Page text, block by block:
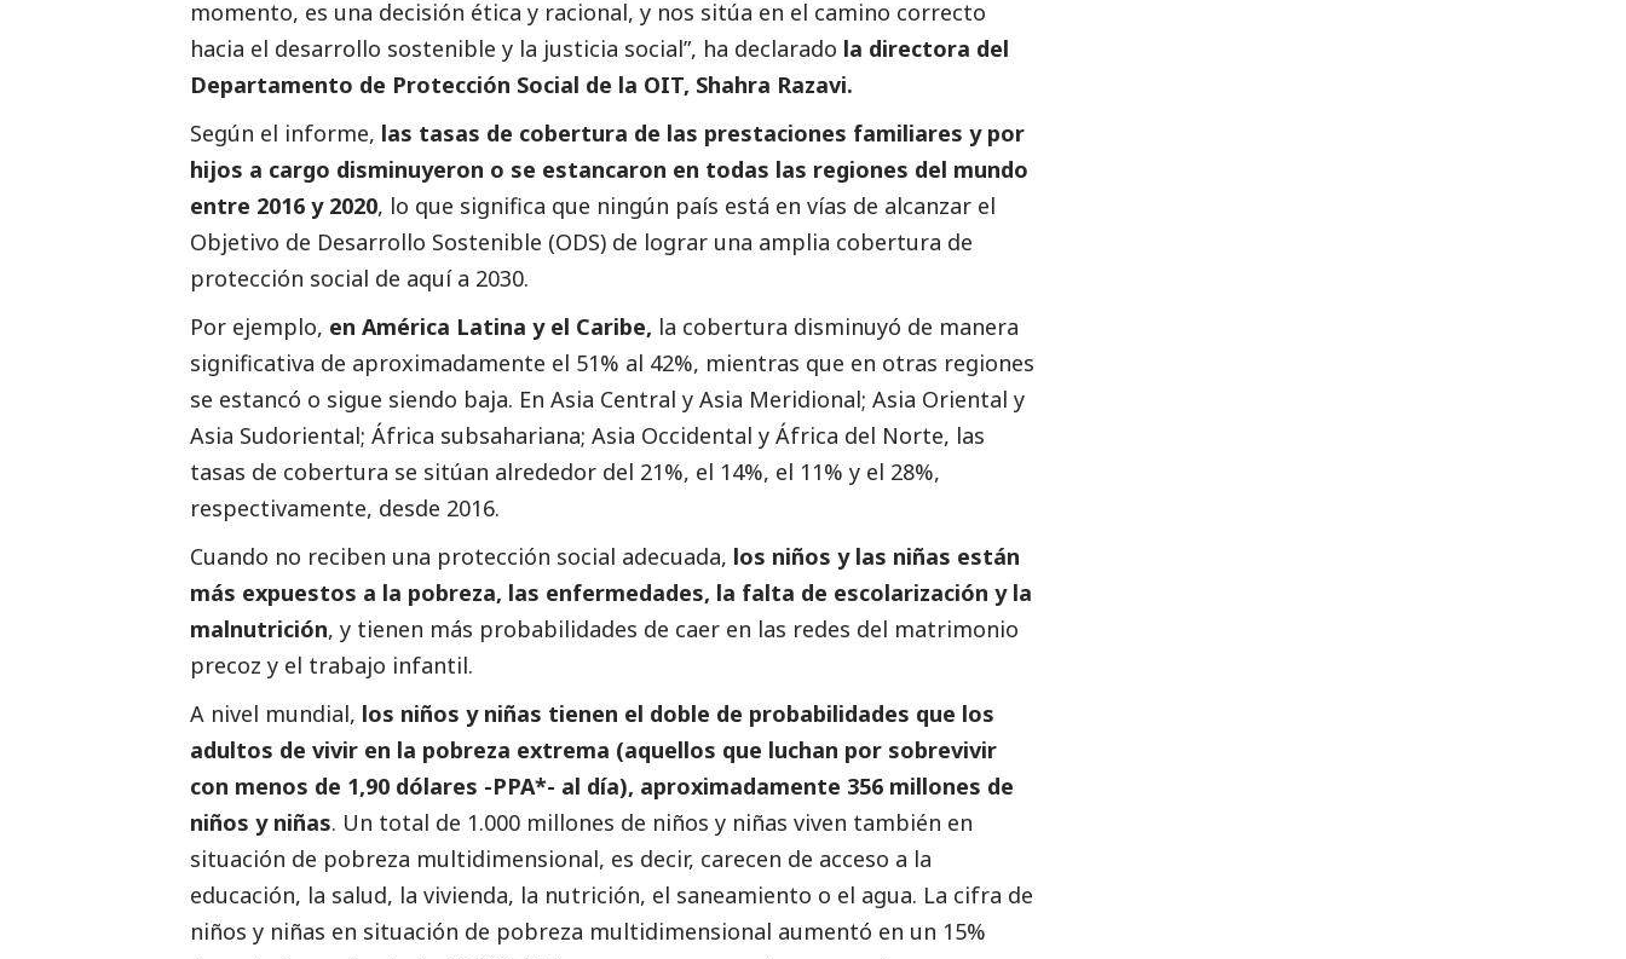
momento, es una decisión ética y racional, y nos sitúa en el camino correcto
hacia el desarrollo sostenible y la justicia social”, ha declarado la directora del
Departamento de Protección Social de la OIT, Shahra Razavi.
Según el informe, las tasas de cobertura de las prestaciones familiares y por
hijos a cargo disminuyeron o se estancaron en todas las regiones del mundo
entre 2016 y 2020, lo que significa que ningún país está en vías de alcanzar el
Objetivo de Desarrollo Sostenible (ODS) de lograr una amplia cobertura de
protección social de aquí a 2030.
Por ejemplo, en América Latina y el Caribe, la cobertura disminuyó de manera
significativa de aproximadamente el 51% al 42%, mientras que en otras regiones
se estancó o sigue siendo baja. En Asia Central y Asia Meridional; Asia Oriental y
Asia Sudoriental; África subsahariana; Asia Occidental y África del Norte, las
tasas de cobertura se sitúan alrededor del 21%, el 14%, el 11% y el 28%,
respectivamente, desde 2016.
Cuando no reciben una protección social adecuada, los niños y las niñas están
más expuestos a la pobreza, las enfermedades, la falta de escolarización y la
malnutrición, y tienen más probabilidades de caer en las redes del matrimonio
precoz y el trabajo infantil.
A nivel mundial, los niños y niñas tienen el doble de probabilidades que los
adultos de vivir en la pobreza extrema (aquellos que luchan por sobrevivir
con menos de 1,90 dólares -PPA*- al día), aproximadamente 356 millones de
niños y niñas. Un total de 1.000 millones de niños y niñas viven también en
situación de pobreza multidimensional, es decir, carecen de acceso a la
educación, la salud, la vivienda, la nutrición, el saneamiento o el agua. La cifra de
niños y niñas en situación de pobreza multidimensional aumentó en un 15%